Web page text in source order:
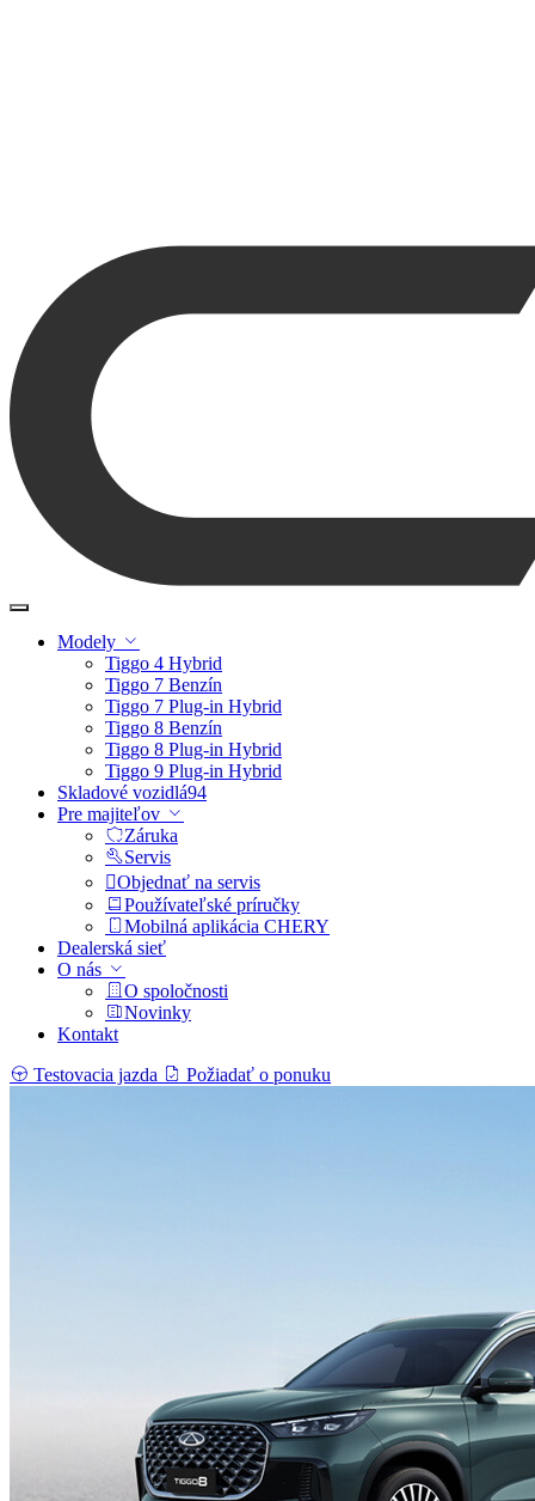
Modely
Tiggo 4 Hybrid
Tiggo 7 Benzín
Tiggo 7 Plug-in Hybrid
Tiggo 8 Benzín
Tiggo 8 Plug-in Hybrid
Tiggo 9 Plug-in Hybrid
Skladové vozidlá94
Pre majiteľov
Záruka
Servis
Objednať na servis
Používateľské príručky
Mobilná aplikácia CHERY
Dealerská sieť
O nás
O spoločnosti
Novinky
Kontakt
Testovacia jazda
Požiadať o ponuku